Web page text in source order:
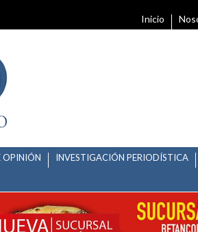
Inicio
OPINIÓN INVESTIGACIÓN PERIODÍSTICA